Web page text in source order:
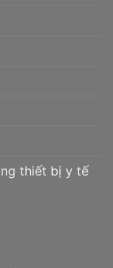
thiết bị y tế